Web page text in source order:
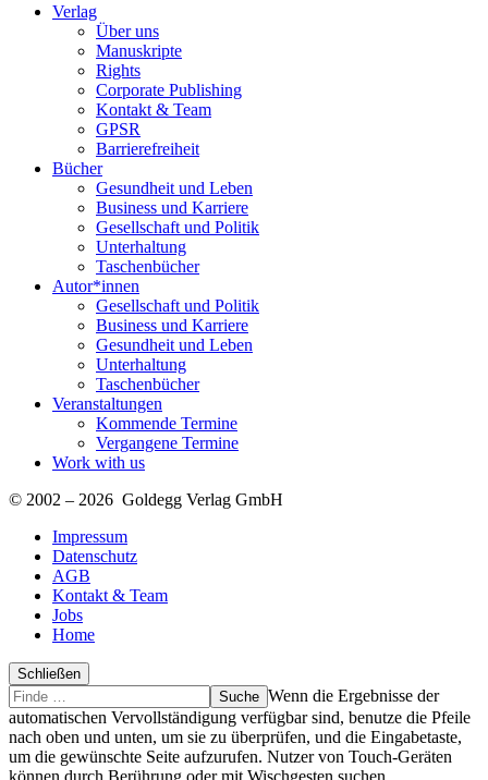
Verlag
Über uns
Manuskripte
Rights
Corporate Publishing
Kontakt & Team
GPSR
Barrierefreiheit
Bücher
Gesundheit und Leben
Business und Karriere
Gesellschaft und Politik
Unterhaltung
Taschenbücher
Autor*innen
Gesellschaft und Politik
Business und Karriere
Gesundheit und Leben
Unterhaltung
Taschenbücher
Veranstaltungen
Kommende Termine
Vergangene Termine
Work with us
© 2002 – 2026 Goldegg Verlag GmbH
Impressum
Datenschutz
AGB
Kontakt & Team
Jobs
Home
Schließen
Suche
Finde
…
Wenn die Ergebnisse der
automatischen Vervollständigung verfügbar sind, benutze die Pfeile
nach oben und unten, um sie zu überprüfen, und die Eingabetaste,
um die gewünschte Seite aufzurufen. Nutzer von Touch-Geräten
können durch Berührung oder mit Wischgesten suchen.